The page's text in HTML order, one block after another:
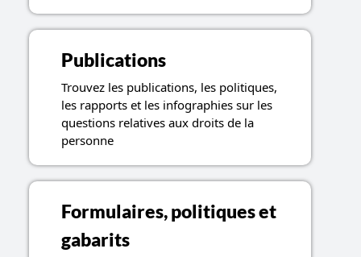
Publications
Trouvez les publications, les politiques,
les rapports et les infographies sur les
questions relatives aux droits de la
personne
Formulaires, politiques et
gabarits